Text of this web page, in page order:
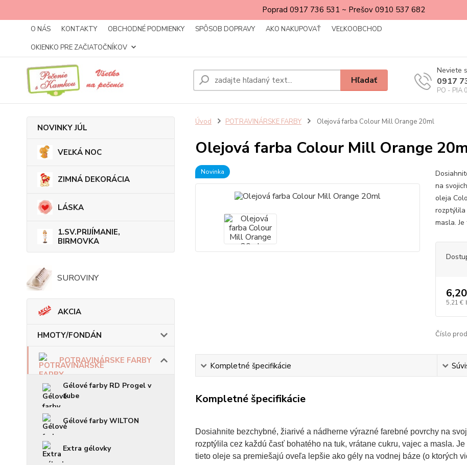
Poprad 0917 736 531 ~ Prešov 0910 537 682
O NÁS KONTAKTY OBCHODNÉ PODMIENKY SPÔSOB DOPRAVY AKO NAKUPOVAŤ
VEĽKOOBCHOD
OKIENKO PRE ZAČIATOČNÍKOV
Hľadať
Neviete
0917
PO - PIA
NOVINKY JÚL
VEĽKÁ NOC
ZIMNÁ DEKORÁCIA
LÁSKA
1.SV.PRIJÍMANIE,
BIRMOVKA
SUROVINY
AKCIA
HMOTY/FONDÁN
POTRAVINÁRSKE FARBY
Gélové farby RD Progel v
tube
Gélové farby WILTON
Extra gélovky
Úvod POTRAVINÁRSKE FARBY Olejová farba Colour Mill Orange 20ml
Olejová farba Colour Mill Orange
Novinka
na
oleja
rozptýlila
masla.
5,21 €
Číslo
Kompletné špecifikácie
Kompletné špecifikácie
Dosiahnite bezchybné, žiarivé a nádherne výrazné farebné povrchy na
rozptýlila cez každú časť bohatého na tuk, vrátane cukru, vajec a masla.
tieto oleje sa premiešajú oveľa lepšie ako gély na vodnej báze (o ktorých